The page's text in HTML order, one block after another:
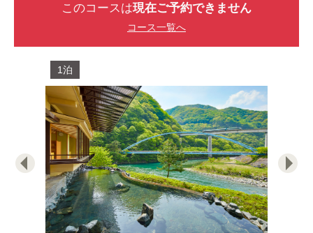
このコースは現在ご予約できません
コース一覧へ
1泊